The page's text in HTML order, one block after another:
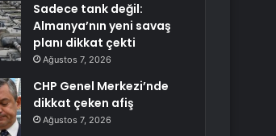
Sadece tank değil:
Almanya’nın yeni savaş
planı dikkat çekti
Ağustos 7, 2026
CHP Genel Merkezi’nde
dikkat çeken afiş
Ağustos 7, 2026